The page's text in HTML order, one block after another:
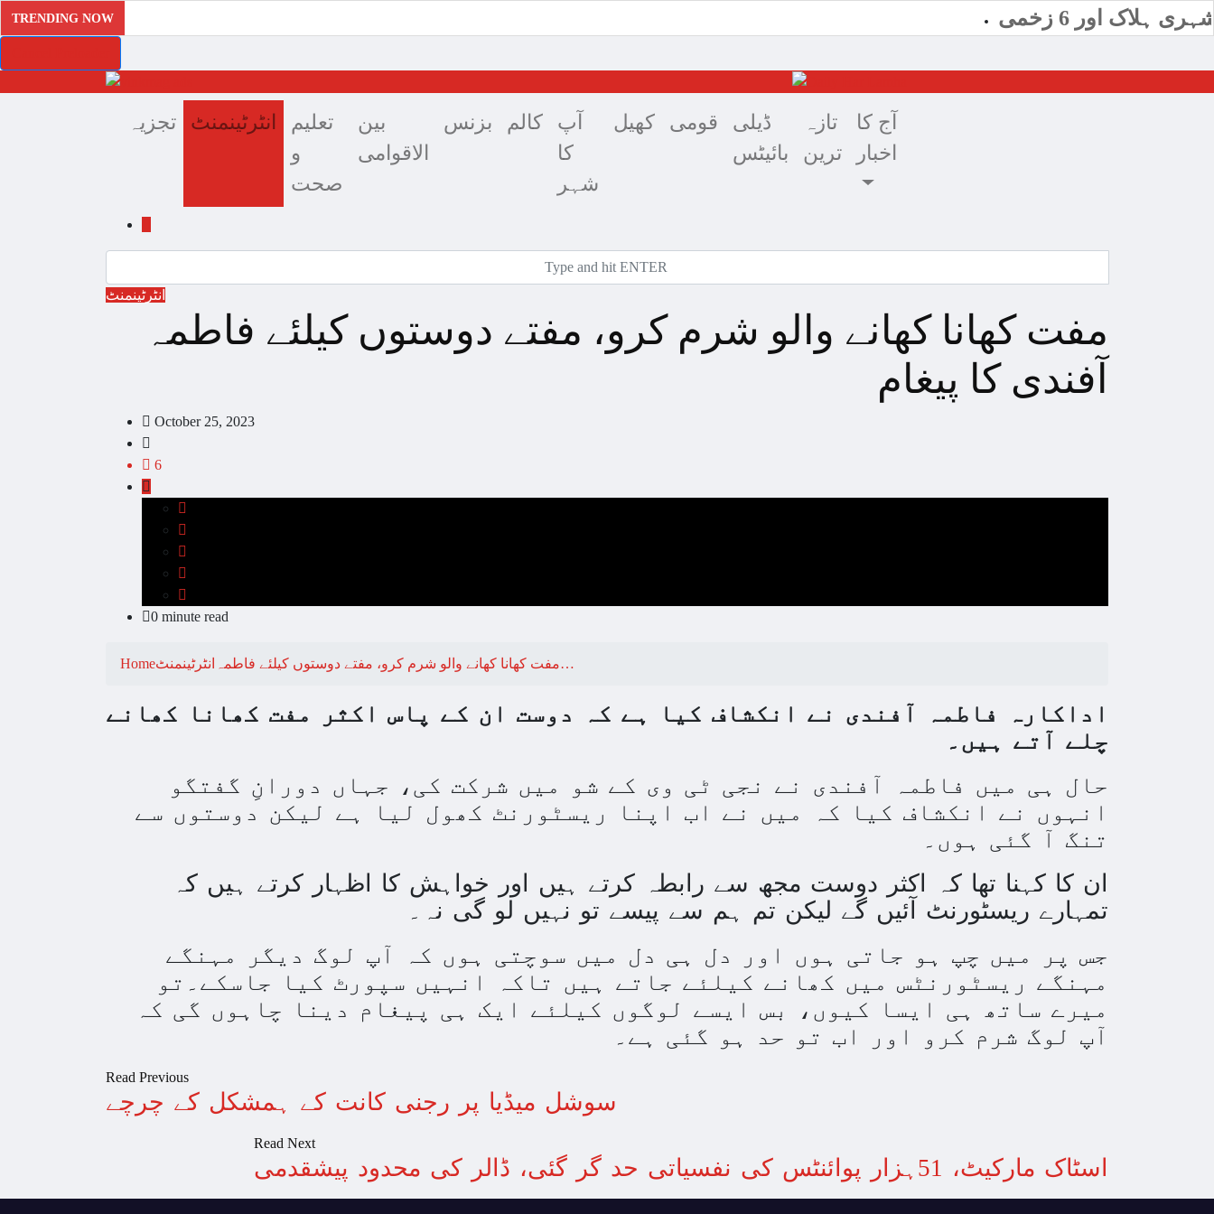
TRENDING NOW ہلاک اور 6 زخمی
تجزیہ انٹرٹینمنٹ
تعلیم
و
صحت
بین
الاقوامی
بزنس کالم
آپ
کا
شہر
کھیل قومی
ڈیلی
بائیٹس
تازہ
ترین
آج کا
اخبار
انٹرٹینمنٹ
مفت کھانا کھانے والو شرم کرو، مفتے دوستوں کیلئے فاطمہ
آفندی کا پیغام
October 25, 2023
6
0 minute read
Homeانٹرٹینمنٹ مفت کھانا کھانے والو شرم کرو، مفتے دوستوں کیلئے فاطمہ…
اداکارہ فاطمہ آفندی نے انکشاف کیا ہے کہ دوست ان کے پاس اکثر مفت کھانا کھانے
چلے آتے ہیں۔
حال ہی میں فاطمہ آفندی نے نجی ٹی وی کے شو میں شرکت کی، جہاں دورانِ گفتگو
انہوں نے انکشاف کیا کہ میں نے اب اپنا ریسٹورنٹ کھول لیا ہے لیکن دوستوں سے
تنگ آ گئی ہوں۔
ان کا کہنا تھا کہ اکثر دوست مجھ سے رابطہ کرتے ہیں اور خواہش کا اظہار کرتے ہیں کہ
تمہارے ریسٹورنٹ آئیں گے لیکن تم ہم سے پیسے تو نہیں لو گی نہ۔
جس پر میں چپ ہو جاتی ہوں اور دل ہی دل میں سوچتی ہوں کہ آپ لوگ دیگر مہنگے
مہنگے ریسٹورنٹس میں کھانے کیلئے جاتے ہیں تاکہ انہیں سپورٹ کیا جاسکے۔تو
میرے ساتھ ہی ایسا کیوں، بس ایسے لوگوں کیلئے ایک ہی پیغام دینا چاہوں گی کہ
آپ لوگ شرم کرو اور اب تو حد ہو گئی ہے۔
Read Previous
سوشل میڈیا پر رجنی کانت کے ہمشکل کے چرچے
Read Next
اسٹاک مارکیٹ، 51ہزار پوائنٹس کی نفسیاتی حد گر گئی، ڈالر کی محدود پیشقدمی